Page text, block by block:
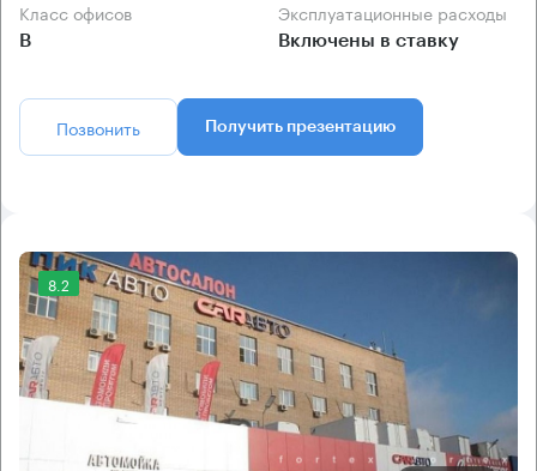
Класс офисов
B
Эксплуатационные расходы
Включены в ставку
Позвонить Получить презентацию
8.2